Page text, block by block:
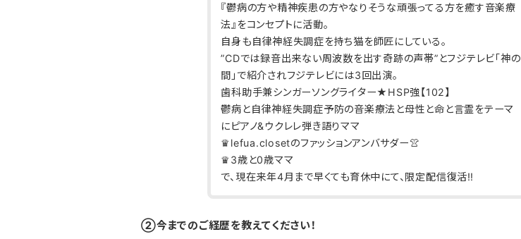
『鬱病の方や精神疾患の方やなりそうな頑張ってる方を癒す音楽療
法』をコンセプトに活動。
自身も自律神経失調症を持ち猫を師匠にしている。
”CDでは録音出来ない周波数を出す奇跡の声帯”とフジテレビ「神の
間」で紹介されフジテレビには3回出演。
歯科助手兼シンガーソングライター★HSP強【102】
鬱病と自律神経失調症予防の音楽療法と母性と命と言霊をテーマ
にピアノ&ウクレレ弾き語りママ
♛lefua.closetのファッションアンバサダー👚
♛3歳と0歳ママ
で、現在来年4月まで早くても育休中にて、限定配信復活‼︎
②今までのご経歴を教えてください！